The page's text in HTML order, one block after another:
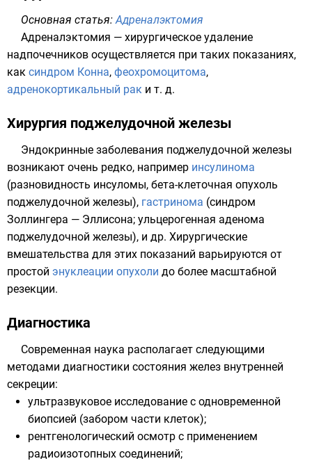
Основная статья:Адреналэктомия
Адреналэктомия — хирургическое удаление
надпочечников осуществляется при таких показаниях,
как синдром Конна, феохромоцитома,
адренокортикальный рак и т. д.
Хирургия поджелудочной железы
Эндокринные заболевания поджелудочной железы
возникают очень редко, например инсулинома
(разновидность инсуломы, бета-клеточная опухоль
поджелудочной железы), гастринома (синдром
Золлингера — Эллисона; ульцерогенная аденома
поджелудочной железы), и др. Хирургические
вмешательства для этих показаний варьируются от
простой энуклеации опухоли до более масштабной
резекции.
Диагностика
Современная наука располагает следующими
методами диагностики состояния желез внутренней
секреции:
ультразвуковое исследование с одновременной
биопсией (забором части клеток);
рентгенологический осмотр с применением
радиоизотопных соединений;